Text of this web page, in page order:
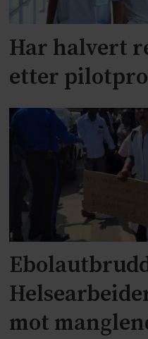
Har halvert
etter
mot